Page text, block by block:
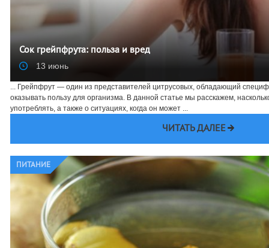
Сок грейпфрута: польза и вред
13 июнь
... Грейпфрут — один из представителей цитрусовых, обладающий
оказывать пользу для организма. В данной статье мы расскажем,
употреблять, а также о ситуациях, когда он может ...
ЧИТАТЬ ДАЛЕЕ
ПИТАНИЕ